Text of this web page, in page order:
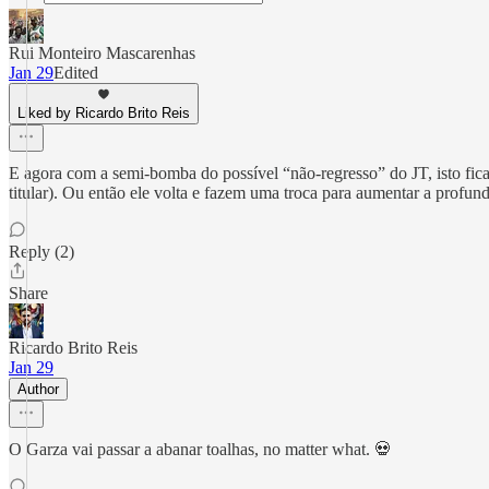
Rui Monteiro Mascarenhas
Jan 29Edited
Liked by Ricardo Brito Reis
E agora com a semi-bomba do possível “não-regresso” do JT, isto
titular). Ou então ele volta e fazem uma troca para aumentar a
Reply (2)
Share
Ricardo Brito Reis
Jan 29
Author
O Garza vai passar a abanar toalhas, no matter what. 💀